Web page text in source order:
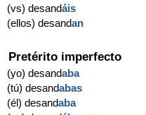
(vs) desandáis
(ellos) desandan
Pretérito imperfecto
(yo) desandaba
(tú) desandabas
(él) desandaba